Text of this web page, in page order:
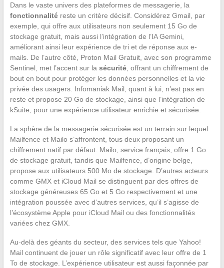
Dans le vaste univers des plateformes de messagerie, la
fonctionnalitéreste un critère décisif. Considérez Gmail, par
exemple, qui offre aux utilisateurs non seulement 15 Go de
stockage gratuit, mais aussi l’intégration de l’IA Gemini,
améliorant ainsi leur expérience de tri et de réponse aux e-
mails. De l’autre côté, Proton Mail Gratuit, avec son programme
Sentinel, met l’accent sur la sécurité, offrant un chiffrement de
bout en bout pour protéger les données personnelles et la vie
privée des usagers. Infomaniak Mail, quant à lui, n’est pas en
reste et propose 20 Go de stockage, ainsi que l’intégration de
kSuite, pour une expérience utilisateur enrichie et sécurisée.
La sphère de la messagerie sécurisée est un terrain sur lequel
Mailfence et Mailo s’affrontent, tous deux proposant un
chiffrement natif par défaut. Mailo, service français, offre 1 Go
de stockage gratuit, tandis que Mailfence, d’origine belge,
propose aux utilisateurs 500 Mo de stockage. D’autres acteurs
comme GMX et iCloud Mail se distinguent par des offres de
stockage généreuses 65 Go et 5 Go respectivement et une
intégration poussée avec d’autres services, qu’il s’agisse de
l’écosystème Apple pour iCloud Mail ou des fonctionnalités
variées chez GMX.
Au-delà des géants du secteur, des services tels que Yahoo!
Mail continuent de jouer un rôle significatif avec leur offre de 1
To de stockage. L’expérience utilisateur est aussi façonnée par